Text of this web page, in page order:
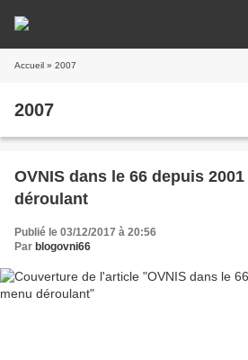
Accueil » 2007
2007
OVNIS dans le 66 depuis
déroulant
Publié le 03/12/2017 à 20:56
Par blogovni66